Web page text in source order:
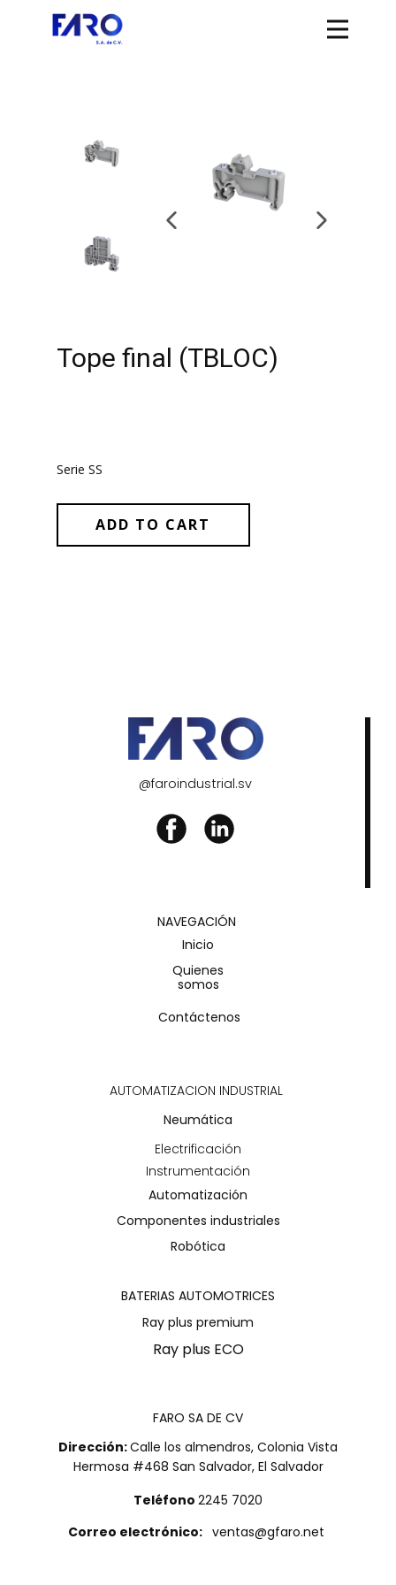
Tope final (TBLOC)
Serie SS
ADD TO CART
@faroindustrial.sv
NAVEGACIÓN
Inicio
Quienes
somos
Contáctenos
AUTOMATIZACION INDUSTRIAL
Neumática
Electrificación
Instrumentación
Automatización
Componentes industriales
Robótica
BATERIAS AUTOMOTRICES
Ray plus premium
Ray plus ECO
FARO SA DE CV
Dirección:Calle los almendros, Colonia Vista
Hermosa #468 San Salvador, El Salvador
Teléfono 2245 7020
Correo electrónico: ventas@gfaro.net